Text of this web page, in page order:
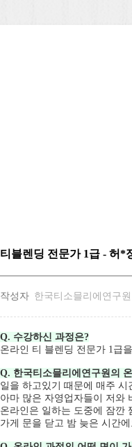
티블렌딩 전문가 1급 - 허*
작성자 한국티소믈리에연구원
Q. 수강하신 과정은?
온라인 티 블렌딩 전문가 1급
Q. 한국티소믈리에연구원의
일을 하고있기 때문에 매주
아마 많은 자영업자들이 저와
온라인은 일하는 도중에 잠깐
가게 문을 닫고 밤 늦은 시간